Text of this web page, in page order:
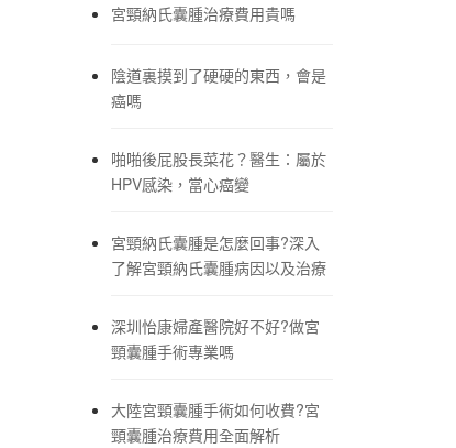
宮頸納氏囊腫治療費用貴嗎
陰道裏摸到了硬硬的東西，會是
癌嗎
啪啪後屁股長菜花？醫生：屬於
HPV感染，當心癌變
宮頸納氏囊腫是怎麼回事?深入
了解宮頸納氏囊腫病因以及治療
深圳怡康婦產醫院好不好?做宮
頸囊腫手術專業嗎
大陸宮頸囊腫手術如何收費?宮
頸囊腫治療費用全面解析